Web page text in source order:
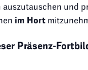
und
im Hort
Präsenz-